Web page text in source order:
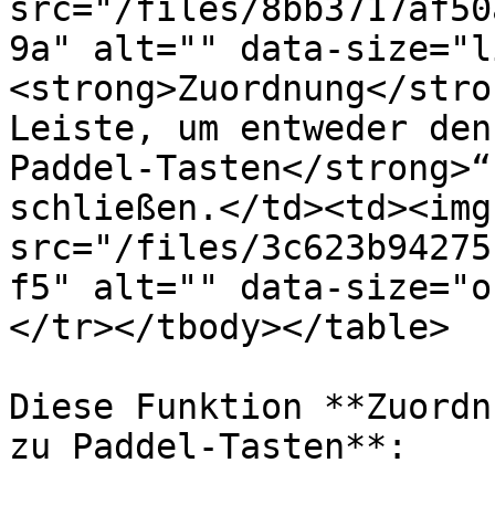
src="/files/
9a" alt="" data-
<strong>Zuordnung</
Leiste, um entweder
Paddel-Tasten</
schließen.</td><td><img
src="/files/
f5" alt="" data-
</tr></tbody></table>
Diese Funktion
zu Paddel-Tasten**: